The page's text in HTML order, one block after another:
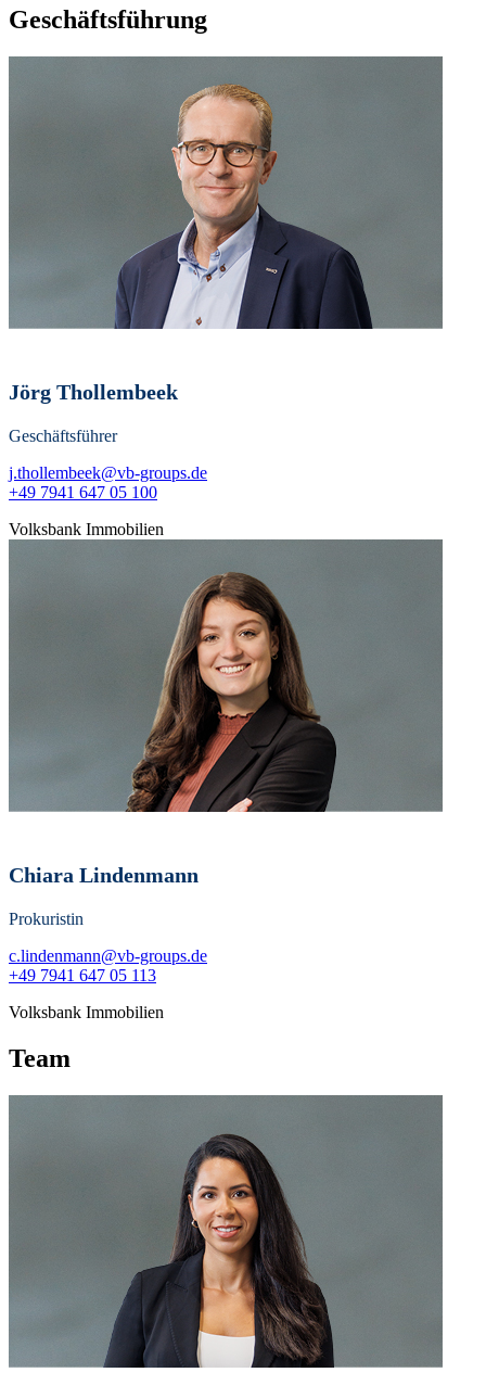
Geschäftsführung
Jörg Thollembeek
Geschäftsführer
j.thollembeek@vb-groups.de
+49 7941 647 05 100
Volksbank Immobilien
Chiara Lindenmann
Prokuristin
c.lindenmann@vb-groups.de
+49 7941 647 05 113
Volksbank Immobilien
Team